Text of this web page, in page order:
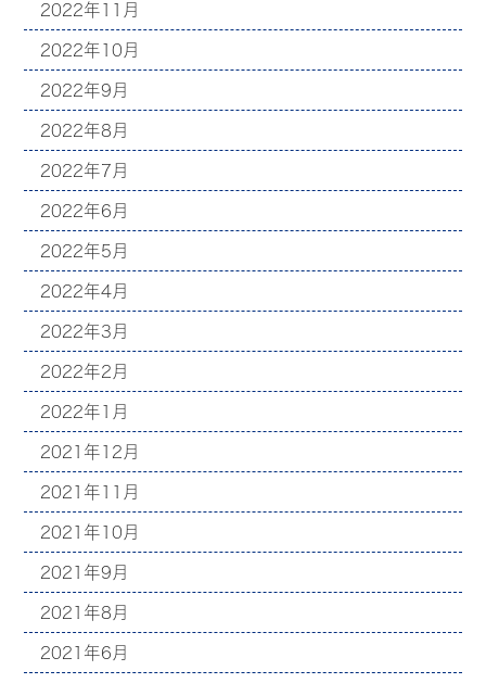
2022年11月
2022年10月
2022年9月
2022年8月
2022年7月
2022年6月
2022年5月
2022年4月
2022年3月
2022年2月
2022年1月
2021年12月
2021年11月
2021年10月
2021年9月
2021年8月
2021年6月